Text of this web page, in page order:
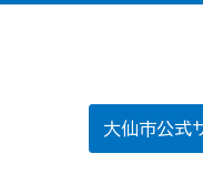
大仙市公式